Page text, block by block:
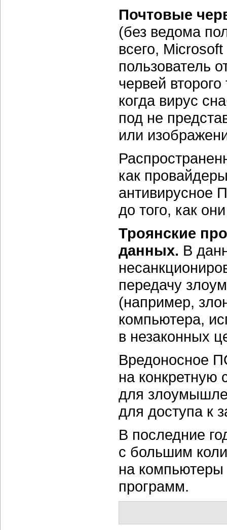
Почтовые
(без ведома
всего,
пользователь
червей
когда вирус
под не
или
как
антивирусное
до того, как
Троянские
данных. В
передачу
(например,
компьютера,
в незаконных
Вредоносное
на конкретную
для
для доступа к
В последние
с большим
на компьютеры
программ.